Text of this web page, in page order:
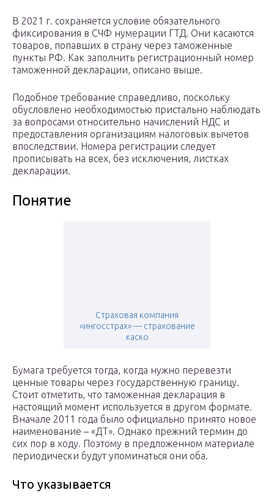
В 2021 г. сохраняется условие обязательного
фиксирования в СЧФ нумерации ГТД. Они касаются
товаров, попавших в страну через таможенные
пункты РФ. Как заполнить регистрационный номер
таможенной декларации, описано выше.
Подобное требование справедливо, поскольку
обусловлено необходимостью пристально наблюдать
за вопросами относительно начислений НДС и
предоставления организациям налоговых вычетов
впоследствии. Номера регистрации следует
прописывать на всех, без исключения, листках
декларации.
Понятие
Страховая компания
«ингосстрах» — страхование
каско
Бумага требуется тогда, когда нужно перевезти
ценные товары через государственную границу.
Стоит отметить, что таможенная декларация в
настоящий момент используется в другом формате.
Вначале 2011 года было официально принято новое
наименование – «ДТ». Однако прежний термин до
сих пор в ходу. Поэтому в предложенном материале
периодически будут упоминаться они оба.
Что указывается